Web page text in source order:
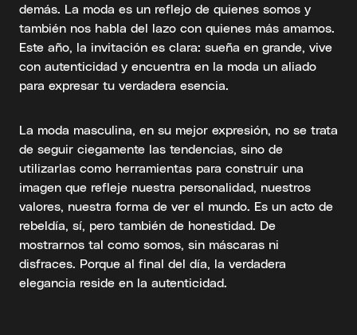
demás. La moda es un reflejo de quienes somos y
también nos habla del lazo con quienes más amamos.
Este año, la invitación es clara: sueña en grande, vive
con autenticidad y encuentra en la moda un aliado
para expresar tu verdadera esencia.
La moda masculina, en su mejor expresión, no se trata
de seguir ciegamente las tendencias, sino de
utilizarlas como herramientas para construir una
imagen que refleje nuestra personalidad, nuestros
valores, nuestra forma de ver el mundo. Es un acto de
rebeldía, sí, pero también de honestidad. De
mostrarnos tal como somos, sin máscaras ni
disfraces. Porque al final del día, la verdadera
elegancia reside en la autenticidad.